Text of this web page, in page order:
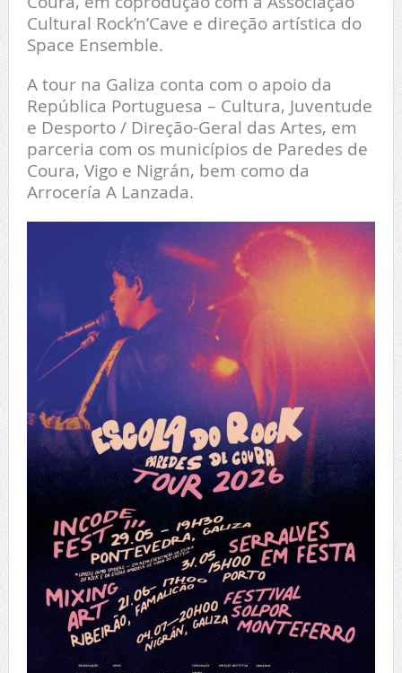
Cultural Rock’n’Cave e direção artística do
Space Ensemble.
A tour na Galiza conta com o apoio da
República Portuguesa – Cultura, Juventude
e Desporto / Direção-Geral das Artes, em
parceria com os municípios de Paredes de
Coura, Vigo e Nigrán, bem como da
Arrocería A Lanzada.